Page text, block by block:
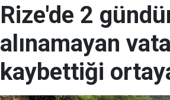
Rize'de 2
alınamayan
kaybettiği